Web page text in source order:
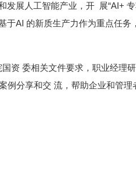
展人工智能产业，开 展“AI+
AI 的新质生产力作为重点任
资 委相关文件要求，职业经理
例分享和交 流，帮助企业和管